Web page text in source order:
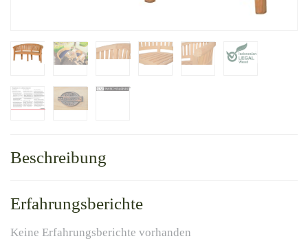
Beschreibung
Erfahrungsberichte
Keine Erfahrungsberichte vorhanden